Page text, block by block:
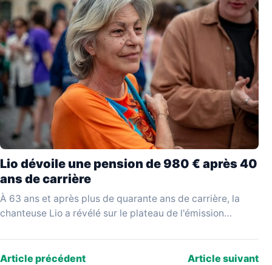
Lio dévoile une pension de 980 € après 40
ans de carrière
À 63 ans et après plus de quarante ans de carrière, la
chanteuse Lio a révélé sur le plateau de l'émission
Article précédent Article suivant